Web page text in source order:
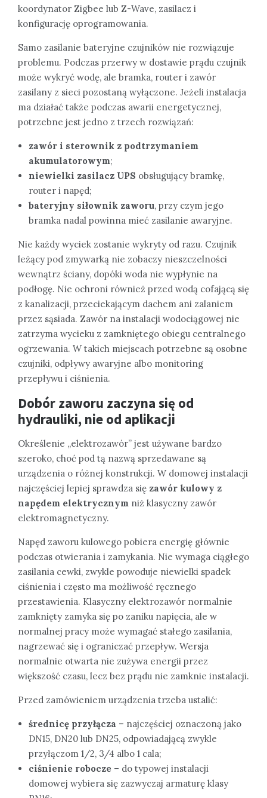
koordynator Zigbee lub Z-Wave, zasilacz i
konfigurację oprogramowania.
Samo zasilanie bateryjne czujników nie rozwiązuje
problemu. Podczas przerwy w dostawie prądu czujnik
może wykryć wodę, ale bramka, router i zawór
zasilany z sieci pozostaną wyłączone. Jeżeli instalacja
ma działać także podczas awarii energetycznej,
potrzebne jest jedno z trzech rozwiązań:
zawór i sterownik z podtrzymaniem
akumulatorowym;
niewielki zasilacz UPS obsługujący bramkę,
router i napęd;
bateryjny siłownik zaworu, przy czym jego
bramka nadal powinna mieć zasilanie awaryjne.
Nie każdy wyciek zostanie wykryty od razu. Czujnik
leżący pod zmywarką nie zobaczy nieszczelności
wewnątrz ściany, dopóki woda nie wypłynie na
podłogę. Nie ochroni również przed wodą cofającą się
z kanalizacji, przeciekającym dachem ani zalaniem
przez sąsiada. Zawór na instalacji wodociągowej nie
zatrzyma wycieku z zamkniętego obiegu centralnego
ogrzewania. W takich miejscach potrzebne są osobne
czujniki, odpływy awaryjne albo monitoring
przepływu i ciśnienia.
Dobór zaworu zaczyna się od
hydrauliki, nie od aplikacji
Określenie „elektrozawór” jest używane bardzo
szeroko, choć pod tą nazwą sprzedawane są
urządzenia o różnej konstrukcji. W domowej instalacji
najczęściej lepiej sprawdza się zawór kulowy z
napędem elektrycznym niż klasyczny zawór
elektromagnetyczny.
Napęd zaworu kulowego pobiera energię głównie
podczas otwierania i zamykania. Nie wymaga ciągłego
zasilania cewki, zwykle powoduje niewielki spadek
ciśnienia i często ma możliwość ręcznego
przestawienia. Klasyczny elektrozawór normalnie
zamknięty zamyka się po zaniku napięcia, ale w
normalnej pracy może wymagać stałego zasilania,
nagrzewać się i ograniczać przepływ. Wersja
normalnie otwarta nie zużywa energii przez
większość czasu, lecz bez prądu nie zamknie instalacji.
Przed zamówieniem urządzenia trzeba ustalić:
średnicę przyłącza – najczęściej oznaczoną jako
DN15, DN20 lub DN25, odpowiadającą zwykle
przyłączom 1/2, 3/4 albo 1 cala;
ciśnienie robocze – do typowej instalacji
domowej wybiera się zazwyczaj armaturę klasy